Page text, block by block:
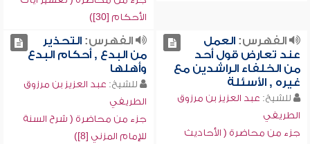
الأحكام [30])
الفهرس:العمل
عند تعارض قول أحد
من الخلفاء الراشدين مع
غيره , الأسئلة
للشيخ: عبد العزيز بن مرزوق
الطريفي
جزء من محاضرة ( الأحاديث
الفهرس:التحذير
من البدع , أحكام البدع
وأهلها
للشيخ: عبد العزيز بن مرزوق
الطريفي
جزء من محاضرة ( شرح السنة
للإمام المزني [8])